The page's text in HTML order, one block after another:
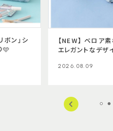
ボン」シ
🩵
【NEW】 ベロア
エレガントなデザ
2026.08.09